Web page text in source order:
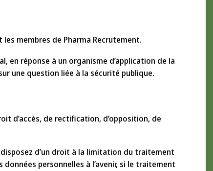
membres de Pharma Recrutement.
en réponse à un organisme d’application de la
une question liée à la sécurité publique.
d’accès, de rectification, d’opposition, de
d’un droit à la limitation du traitement
personnelles à l’avenir, si le traitement